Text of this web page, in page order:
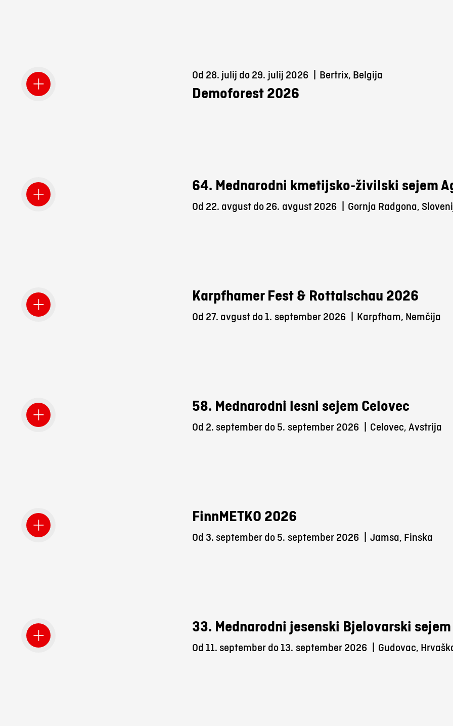
Od 28. julij do 29. julij 2026 Bertrix, Belgija
Demoforest 2026
64. Mednarodni kmetijsko-živilski sejem
Od 22. avgust do 26. avgust 2026 Gornja Radgona,
Karpfhamer Fest & Rottalschau 2026
Od 27. avgust do 1. september 2026 Karpfham, Nemčija
58. Mednarodni lesni sejem Celovec
Od 2. september do 5. september 2026 Celovec, Avstrija
FinnMETKO 2026
Od 3. september do 5. september 2026 Jamsa, Finska
33. Mednarodni jesenski Bjelovarski sejem
Od 11. september do 13. september 2026 Gudovac,